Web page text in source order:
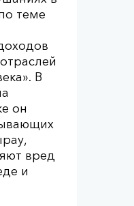
теме
В
он
вред
и